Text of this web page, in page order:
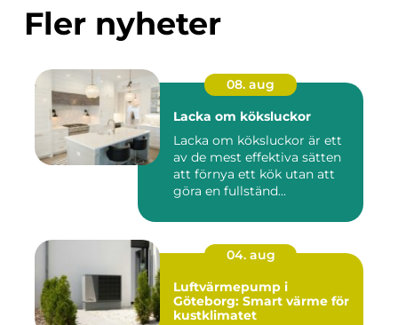
Fler nyheter
08. aug
Lacka om köksluckor
Lacka om köksluckor är ett
av de mest effektiva sätten
att förnya ett kök utan att
göra en fullständ...
04. aug
Luftvärmepump i
Göteborg: Smart värme för
kustklimatet